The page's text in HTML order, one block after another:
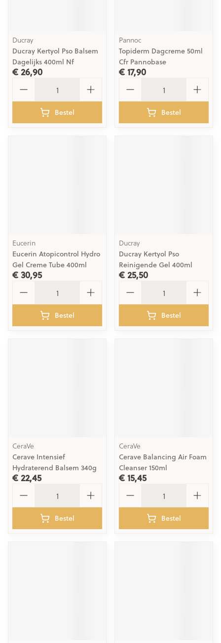
Ducray
Ducray Kertyol Pso Balsem
Dagelijks 400ml Nf
€ 26,90
Bestel
Pannoc
Topiderm Dagcreme 50ml
Cfr Pannobase
€ 17,90
Bestel
Eucerin
Eucerin Atopicontrol Hydro
Gel Creme Tube 400ml
€ 30,95
Bestel
Ducray
Ducray Kertyol Pso
Reinigende Gel 400ml
€ 25,50
Bestel
CeraVe
Cerave Intensief
Hydraterend Balsem 340g
€ 22,45
Bestel
CeraVe
Cerave Balancing Air Foam
Cleanser 150ml
€ 15,45
Bestel